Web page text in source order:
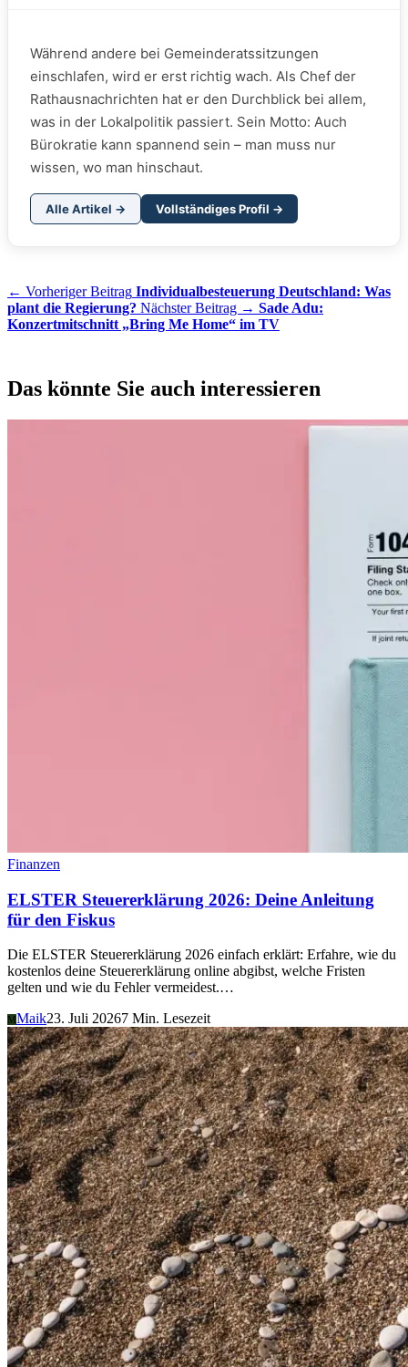
Während andere bei Gemeinderatssitzungen
einschlafen, wird er erst richtig wach. Als Chef der
Rathausnachrichten hat er den Durchblick bei allem,
was in der Lokalpolitik passiert. Sein Motto: Auch
Bürokratie kann spannend sein – man muss nur
wissen, wo man hinschaut.
Alle Artikel → Vollständiges Profil →
← Vorheriger Beitrag Individualbesteuerung Deutschland: Was
plant die Regierung? Nächster Beitrag → Sade Adu:
Konzertmitschnitt „Bring Me Home“ im TV
Das könnte Sie auch interessieren
Finanzen
ELSTER Steuererklärung 2026: Deine Anleitung
für den Fiskus
Die ELSTER Steuererklärung 2026 einfach erklärt: Erfahre, wie du
kostenlos deine Steuererklärung online abgibst, welche Fristen
gelten und wie du Fehler vermeidest.…
M Maik23. Juli 20267 Min. Lesezeit